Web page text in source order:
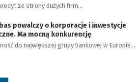
ze strony dużych firm…
powalczy o korporacje i inwestycje
Ma mocną konkurencję
do największej grupy bankowej w Europie…